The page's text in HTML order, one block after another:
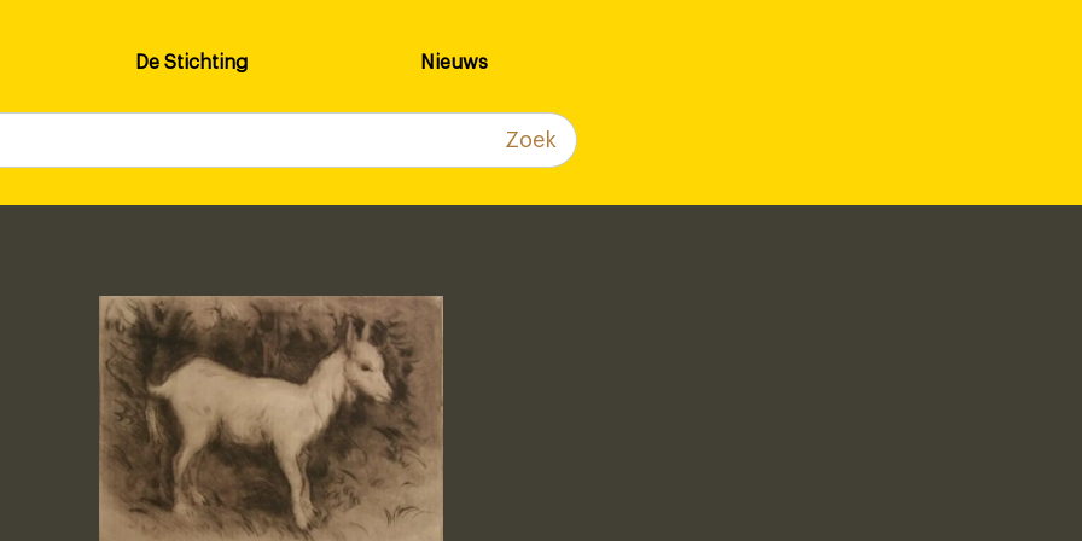
De Stichting Nieuws